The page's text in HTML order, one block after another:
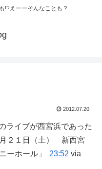
!?えーーそんなことも？
2012.07.20
ライブが西宮浜であった
２１日（土） 新西宮
ーホール」
23:52 via